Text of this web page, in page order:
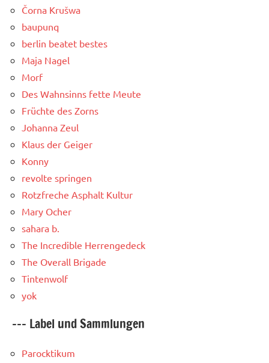
Čorna Krušwa
baupunq
berlin beatet bestes
Maja Nagel
Morf
Des Wahnsinns fette Meute
Früchte des Zorns
Johanna Zeul
Klaus der Geiger
Konny
revolte springen
Rotzfreche Asphalt Kultur
Mary Ocher
sahara b.
The Incredible Herrengedeck
The Overall Brigade
Tintenwolf
yok
--- Label und Sammlungen
Parocktikum